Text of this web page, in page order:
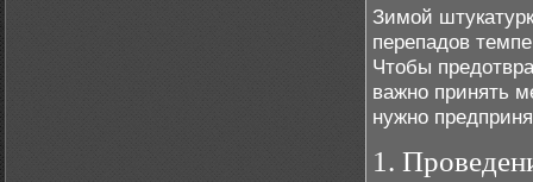
Зимой
перепадов
Чтобы
важно принять
нужно
1.